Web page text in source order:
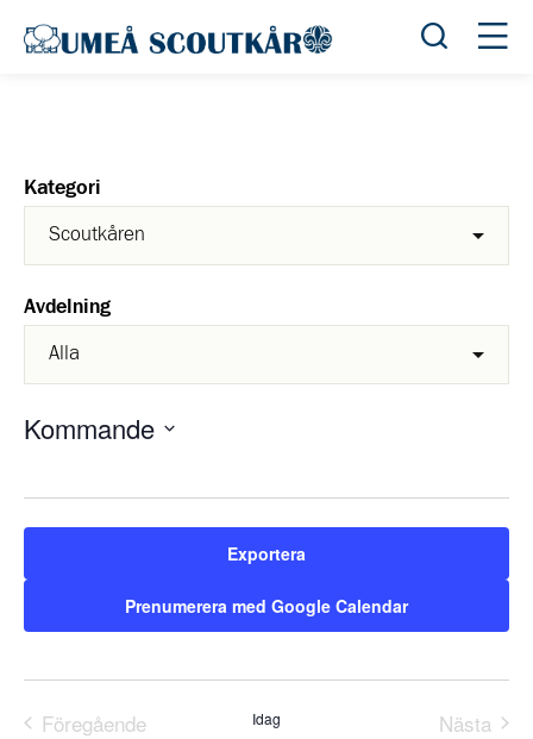
Öppna
Kategori
Avdelning
Kommande
datum.
Exportera
Prenumerera med Google Calendar
Föregående
Idag
Nästa